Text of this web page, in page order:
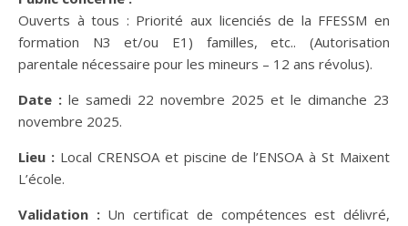
Ouverts à tous : Priorité aux licenciés de la FFESSM en
formation N3 et/ou E1) familles, etc.. (Autorisation
parentale nécessaire pour les mineurs – 12 ans révolus).
Date : le samedi 22 novembre 2025 et le dimanche 23
novembre 2025.
Lieu : Local CRENSOA et piscine de l’ENSOA à St Maixent
L’école.
Validation :Un certificat de compétences est délivré,